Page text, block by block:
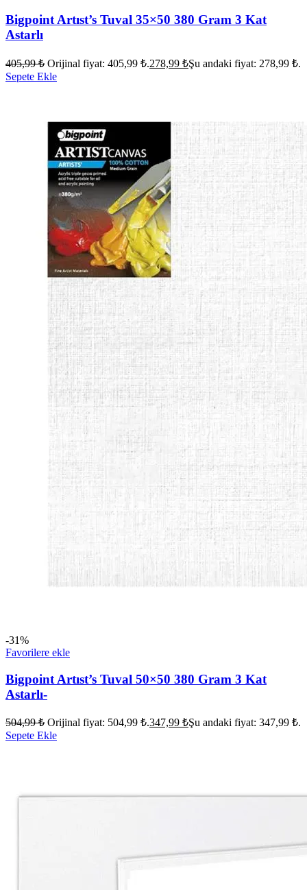
Bigpoint Artıst’s Tuval 35×50 380 Gram 3 Kat
Astarlı
405,99₺ Orijinal fiyat: 405,99 ₺.278,99 ₺Şu andaki fiyat: 278,99 ₺.
Sepete Ekle
-31%
Favorilere ekle
Bigpoint Artıst’s Tuval 50×50 380 Gram 3 Kat
Astarlı-
504,99₺ Orijinal fiyat: 504,99 ₺.347,99 ₺Şu andaki fiyat: 347,99 ₺.
Sepete Ekle